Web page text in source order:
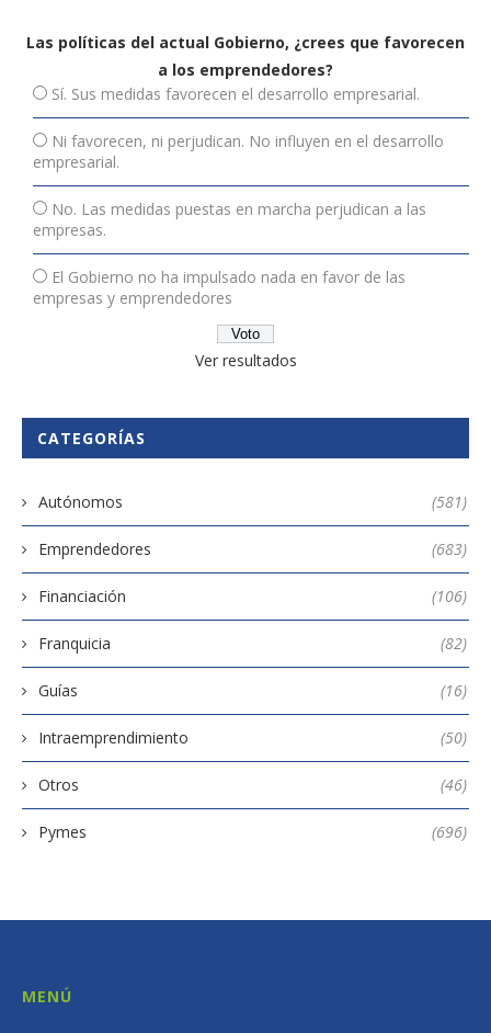
Las políticas del actual Gobierno, ¿crees que favorecen
a los emprendedores?
Sí. Sus medidas favorecen el desarrollo empresarial.
Ni favorecen, ni perjudican. No influyen en el desarrollo
empresarial.
No. Las medidas puestas en marcha perjudican a las
empresas.
El Gobierno no ha impulsado nada en favor de las
empresas y emprendedores
Ver resultados
CATEGORÍAS
Autónomos (581)
Emprendedores (683)
Financiación (106)
Franquicia (82)
Guías (16)
Intraemprendimiento (50)
Otros (46)
Pymes (696)
MENÚ